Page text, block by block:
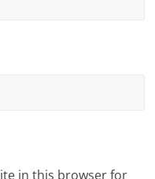
in this browser for